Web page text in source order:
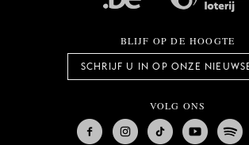
BLIJF OP DE HOOGTE
SCHRIJF U IN OP ONZE
VOLG ONS